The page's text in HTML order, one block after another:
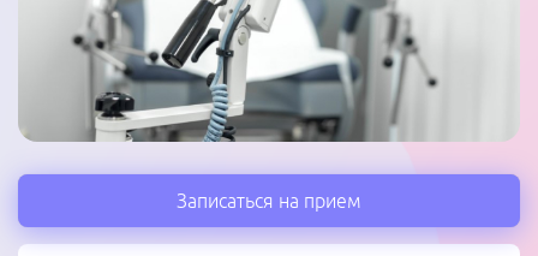
Записаться на прием